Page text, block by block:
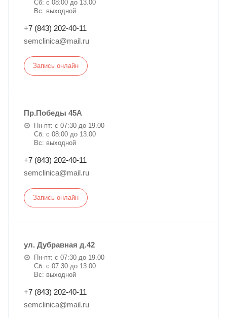
Сб: с 08:00 до 13.00
Вс: выходной
+7 (843) 202-40-11
semclinica@mail.ru
Запись онлайн
Пр.Победы 45А
Пн-пт: с 07:30 до 19.00
Сб: с 08:00 до 13.00
Вс: выходной
+7 (843) 202-40-11
semclinica@mail.ru
Запись онлайн
ул. Дубравная д.42
Пн-пт: с 07:30 до 19.00
Сб: с 07:30 до 13.00
Вс: выходной
+7 (843) 202-40-11
semclinica@mail.ru